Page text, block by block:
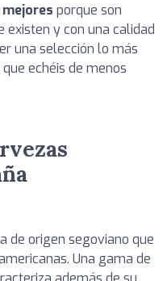
porque son
y con una calidad
una selección lo más
echéis de menos
de origen segoviano que
Una gama de